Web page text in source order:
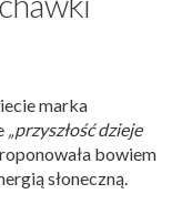
marka
„przyszłość dzieje
bowiem
słoneczną.